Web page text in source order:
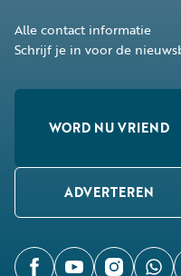
Alle contact informatie
Schrijf je in voor de
WORD NU VRIEND
ADVERTEREN